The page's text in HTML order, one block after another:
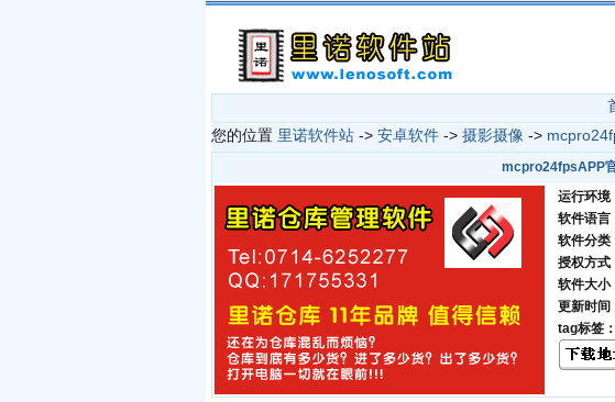
您的位置 里诺软件站 -> 安卓软件 -> 摄影摄像 ->
mcpro24fpsAPP
运行环境
软件语言
软件分类
授权方式
软件大小
更新时间
tag标签：